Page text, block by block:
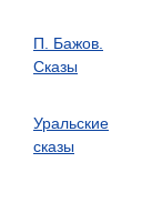
П. Бажов.
Сказы
Уральские
сказы